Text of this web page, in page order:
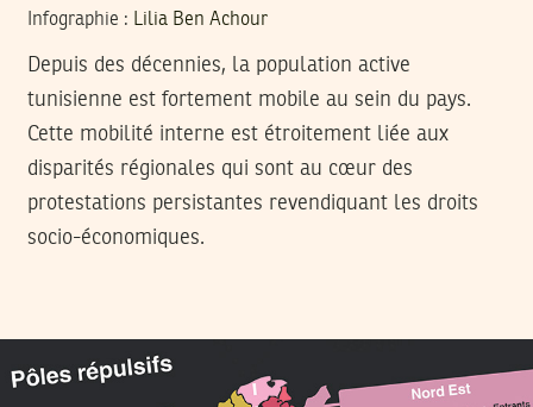
Infographie : Lilia Ben Achour
Depuis des décennies, la population active
tunisienne est fortement mobile au sein du pays.
Cette mobilité interne est étroitement liée aux
disparités régionales qui sont au cœur des
protestations persistantes revendiquant les droits
socio-économiques.